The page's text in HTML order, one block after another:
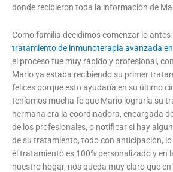
donde recibieron toda la información de
Como familia decidimos comenzar lo antes
tratamiento de inmunoterapia avanzada
el proceso fue muy rápido y profesional,
Mario ya estaba recibiendo su primer
felices porque esto ayudaría en su último
teníamos mucha fe que Mario lograría su
hermana era la coordinadora, encargada
de los profesionales, o notificar si hay
de su tratamiento, todo con anticipación,
él tratamiento es 100% personalizado y en
nuestro hogar, nos queda muy claro que